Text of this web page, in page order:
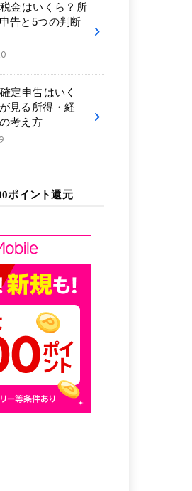
金はいくら？所
告と5つの判断
定申告はいく
見る所得・経
考え方
ポイント還元